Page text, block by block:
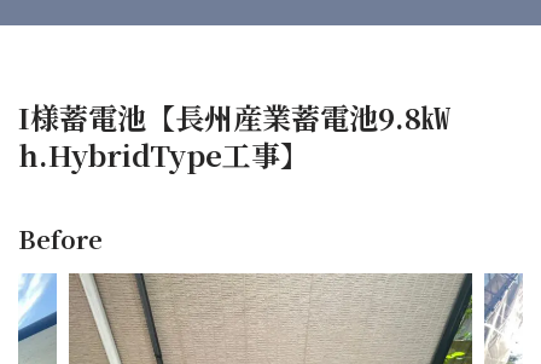
I様蓄電池【長州産業蓄電池9.8㎾
h.HybridType工事】
Before